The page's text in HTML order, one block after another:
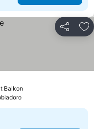
Teilen
Balkon